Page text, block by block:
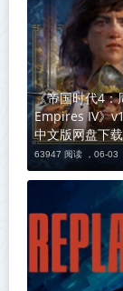
《帝国时代4
Empires IV》
中文版网盘下载
63947 阅读 ， 06-03